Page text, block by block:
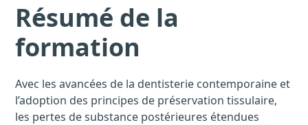
Résumé de la
formation
Avec les avancées de la dentisterie contemporaine et
l’adoption des principes de préservation tissulaire,
les pertes de substance postérieures étendues